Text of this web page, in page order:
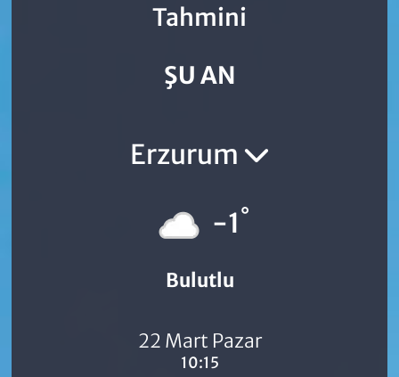
Tahmini
ŞU AN
Erzurum
-1°
Bulutlu
22 Mart Pazar
10:15
Son Dakika Haberleri